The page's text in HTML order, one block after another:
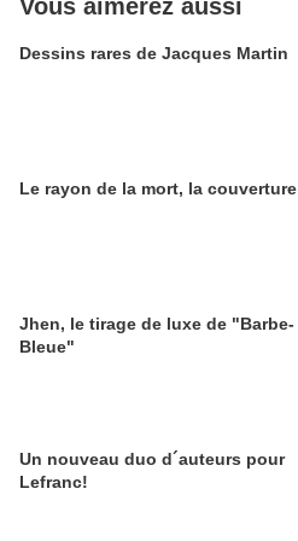
Vous aimerez aussi
Dessins rares de Jacques Martin
Le rayon de la mort, la couverture
Jhen, le tirage de luxe de "Barbe-
Bleue"
Un nouveau duo d´auteurs pour
Lefranc!